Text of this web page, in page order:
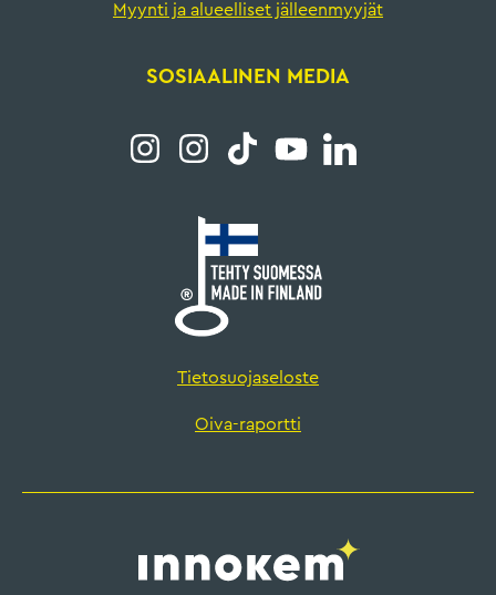
Myynti ja alueelliset jälleenmyyjät
SOSIAALINEN MEDIA
Tietosuojaseloste
Oiva-raportti